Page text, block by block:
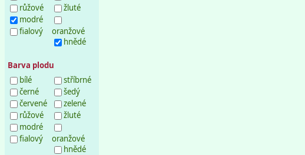
růžové
modré
fialový
žluté
oranžové
hnědé
Barva plodu
bílé
černé
červené
růžové
modré
fialový
stříbrné
šedý
zelené
žluté
oranžové
hnědé